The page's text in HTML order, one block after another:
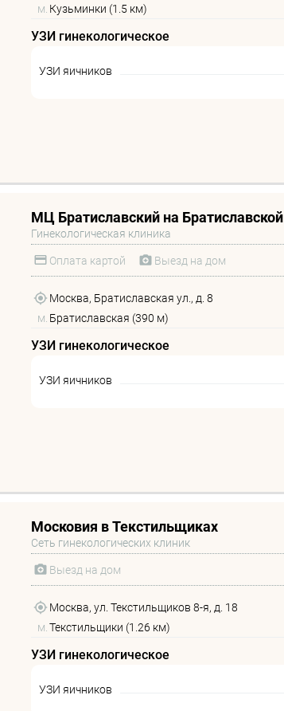
м. Кузьминки (1.5 км)
УЗИ гинекологическое
УЗИ яичников
МЦ Братиславский на Братиславской
Гинекологическая клиника
Оплата картой Выезд на дом
Москва, Братиславская ул., д. 8
м. Братиславская (390 м)
УЗИ гинекологическое
УЗИ яичников
Московия в Текстильщиках
Сеть гинекологических клиник
Выезд на дом
Москва, ул. Текстильщиков 8-я, д. 18
м. Текстильщики (1.26 км)
УЗИ гинекологическое
УЗИ яичников